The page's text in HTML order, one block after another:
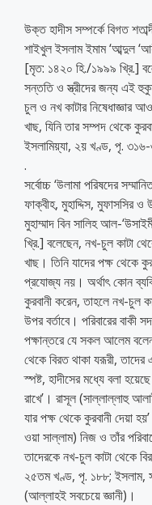
উক্ত হাদীস সম্পর্কে বিগত
শাইখুল ইসলাম ইমাম ‘আব্দুল
[মৃত: ১৪২০ হি./১৯৯৯ খ্রি.]
সন্ততি ও স্ত্রীদের জন্য এই
চুল ও নখ কাটার নিষেধাজ্ঞার
খাছ, যিনি তার সম্পদ থেকে
ইসলামিয়্যা, ২য় খণ্ড, পৃ.
.
সর্বোচ্চ ‘উলামা পরিষদের
ফাক্বীহ, মুহাদ্দিস, মুফাসসির
মুহাম্মাদ বিন সালিহ আল-
খ্রি.] বলেছেন, নখ-চুল কাটা
খাছ। তিনি যাদের পক্ষ থেকে
প্রযোজ্য নয়। অর্থাৎ কোন
কুরবানী করেন, তাহলে নখ-চুল
উপর বর্তাবে। পরিবারের
পক্ষান্তরে যে সকল আলেম
থেকে বিরত থাকা যরূরী,
স্পষ্ট, হাদীসের মধ্যে বলা
রাখে’। রাসূল (সাল্লাল্লাহু
যার পক্ষ থেকে কুরবানী দেয়া
ওয়া সাল্লাম) নিজ ও তাঁর
তাদেরকে নখ-চুল কাটা থেকে
২৫তম খণ্ড, পৃ. ১৮৮; ইসলাম,
(আল্লাহই সবচেয়ে জ্ঞানী)।